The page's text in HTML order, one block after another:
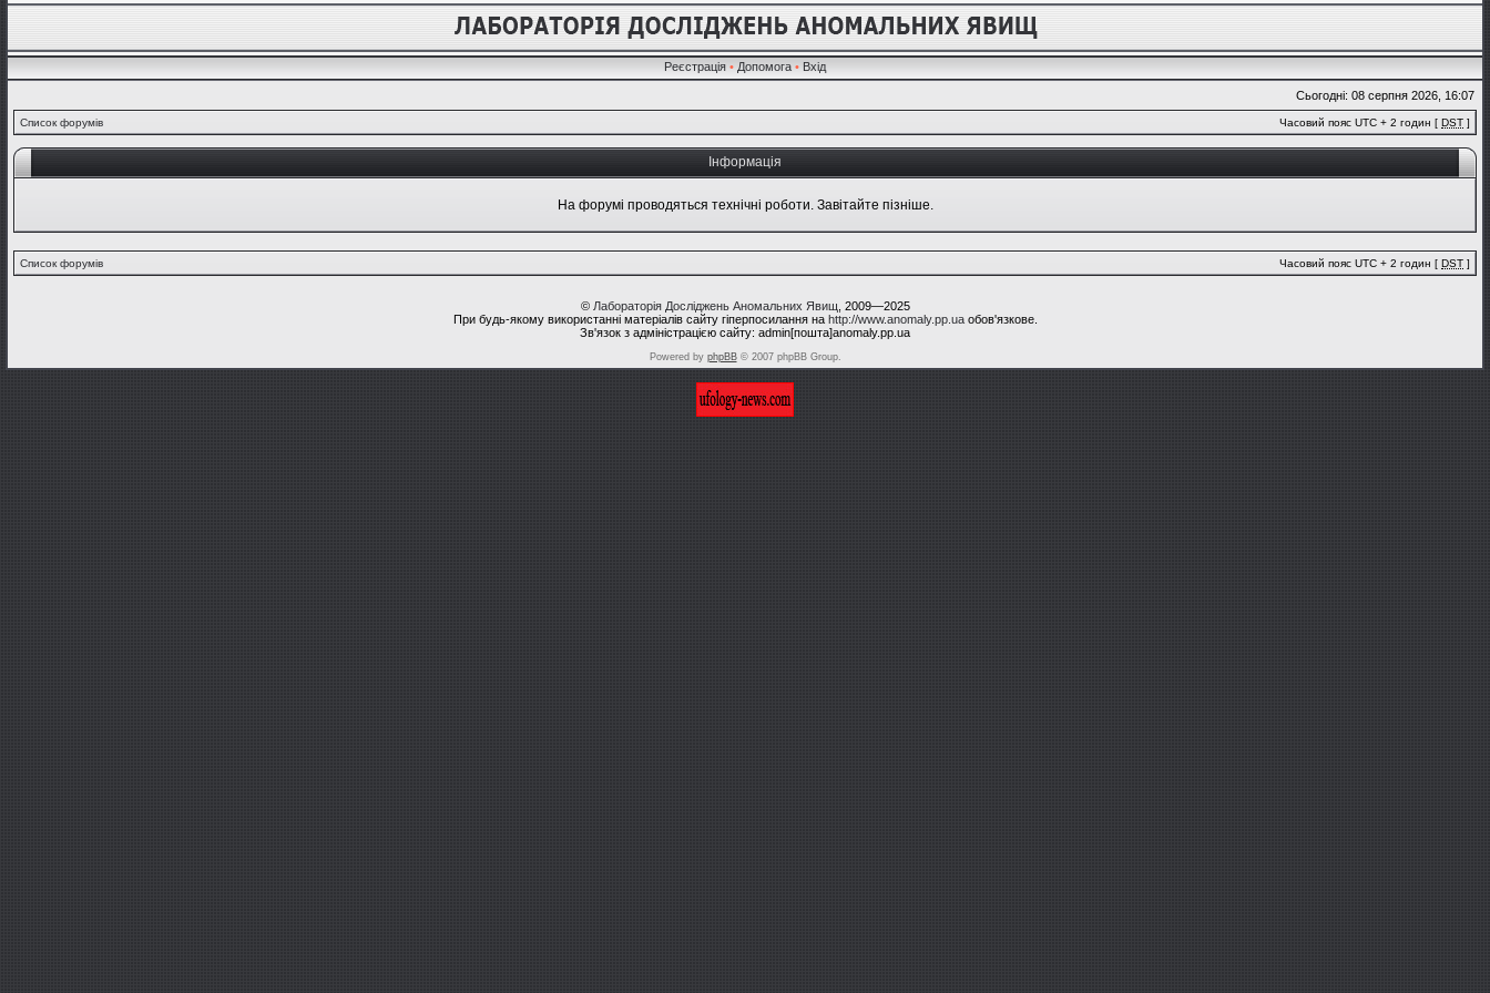
Реєстрація • Допомога • Вхід
Сьогодні: 08 серпня 2026, 16:07
Список форумів Часовий пояс UTC + 2 годин [ DST ]
Інформація
На форумі проводяться технічні роботи. Завітайте пізніше.
Список форумів Часовий пояс UTC + 2 годин [ DST ]
© Лабораторія Досліджень Аномальних Явищ , 2009—2025
При будь-якому використанні матеріалів сайту гіперпосилання на http://www.anomaly.pp.uaобов'язкове.
Зв'язок з адміністрацією сайту: admin[пошта]anomaly.pp.ua
Powered by phpBB© 2007 phpBB Group.